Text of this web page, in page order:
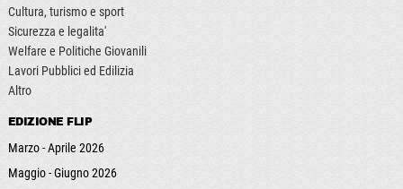
Cultura, turismo e sport
Sicurezza e legalita'
Welfare e Politiche Giovanili
Lavori Pubblici ed Edilizia
Altro
EDIZIONE FLIP
Marzo - Aprile 2026
Maggio - Giugno 2026